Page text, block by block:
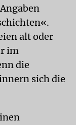
alt oder
im
die
sich die